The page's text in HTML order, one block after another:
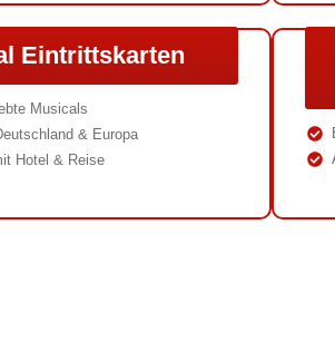
Eintrittskarten
Musicals
& Europa
Hotel & Reise